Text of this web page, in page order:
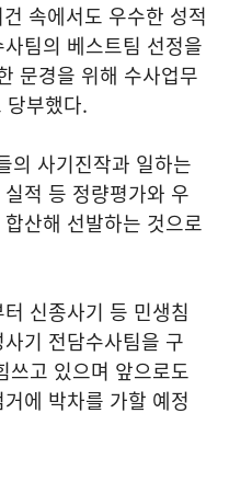
속에서도 우수한 성적
팀의 베스트팀 선정을
문경을 위해 수사업무
당부했다.
의 사기진작과 일하는
적 등 정량평가와 우
산해 선발하는 것으로
터 신종사기 등 민생침
기 전담수사팀을 구
쓰고 있으며 앞으로도
에 박차를 가할 예정